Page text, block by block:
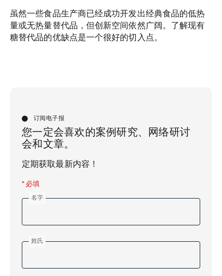
虽然一些食品生产商已经成功开发出经典食品的低热
量或无热量替代品，但创新空间依然广阔。了解现有
糖替代品的优缺点是一个很好的切入点。
订阅电子报
您一定会喜欢的案例研究、网络研讨
会和文章。
定期获取最新内容！
* 必填
名字
姓氏